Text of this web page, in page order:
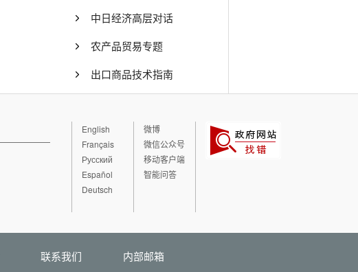
中日经济高层对话
农产品贸易专题
出口商品技术指南
English
Français
Русский
Español
Deutsch
微博
微信公众号
移动客户端
智能问答
联系我们 内部邮箱